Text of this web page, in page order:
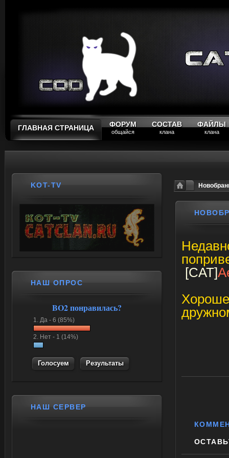
ГЛАВНАЯ СТРАНИЦА ФОРУМ
общайся
СОСТАВ
клана
ФАЙЛЫ
клана
[CAT]
KOT-TV
НАШ ОПРОС
BO2 понравилась?
1. Да - 6 (85%)
2. Нет - 1 (14%)
Результаты
НАШ СЕРВЕР